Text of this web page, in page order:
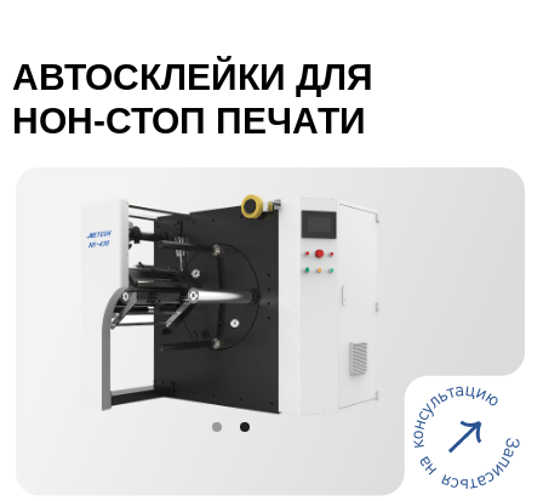
АВТОСКЛЕЙКИ ДЛЯ
НОН-СТОП ПЕЧАТИ